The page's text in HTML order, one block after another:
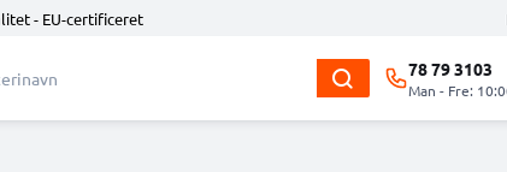
- EU-certificeret
78 79 3103
Man - Fre: